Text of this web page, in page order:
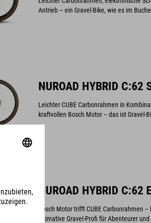
Antrieb – ein Gravel-Bike, wie es im
NUROAD HYBRID C:62
Leichter CUBE Carbonrahmen in
kraftvollen Bosch Motor – das ist Gravel-
NUROAD HYBRID C:62
Bosch Motor trifft CUBE Carbonrahmen
ultimative Gravel-Profi für Abenteurer